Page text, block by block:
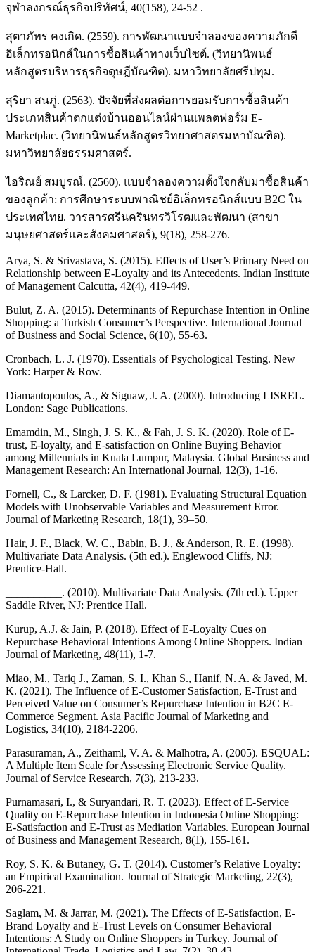
จุฬาลงกรณ์ธุรกิจปริทัศน์, 40(158), 24-52 .
สุตาภัทร คงเกิด. (2559). การพัฒนาแบบจำลองของความภักดี
อิเล็กทรอนิกส์ในการซื้อสินค้าทางเว็บไซต์. (วิทยานิพนธ์
หลักสูตรบริหารธุรกิจดุษฎีบัณฑิต). มหาวิทยาลัยศรีปทุม.
สุริยา สนภู่. (2563). ปัจจัยที่ส่งผลต่อการยอมรับการซื้อสินค้า
ประเภทสินค้าตกแต่งบ้านออนไลน์ผ่านแพลตฟอร์ม E-
Marketplac. (วิทยานิพนธ์หลักสูตรวิทยาศาสตรมหาบัณฑิต).
มหาวิทยาลัยธรรมศาสตร์.
ไอริณย์ สมบูรณ์. (2560). แบบจำลองความตั้งใจกลับมาซื้อสินค้า
ของลูกค้า: การศึกษาระบบพาณิชย์อิเล็กทรอนิกส์แบบ B2C ใน
ประเทศไทย. วารสารศรีนครินทรวิโรฒและพัฒนา (สาขา
มนุษยศาสตร์และสังคมศาสตร์), 9(18), 258-276.
Arya, S. & Srivastava, S. (2015). Effects of User’s Primary Need on
Relationship between E-Loyalty and its Antecedents. Indian Institute
of Management Calcutta, 42(4), 419-449.
Bulut, Z. A. (2015). Determinants of Repurchase Intention in Online
Shopping: a Turkish Consumer’s Perspective. International Journal
of Business and Social Science, 6(10), 55-63.
Cronbach, L. J. (1970). Essentials of Psychological Testing. New
York: Harper & Row.
Diamantopoulos, A., & Siguaw, J. A. (2000). Introducing LISREL.
London: Sage Publications.
Emamdin, M., Singh, J. S. K., & Fah, J. S. K. (2020). Role of E-
trust, E-loyalty, and E-satisfaction on Online Buying Behavior
among Millennials in Kuala Lumpur, Malaysia. Global Business and
Management Research: An International Journal, 12(3), 1-16.
Fornell, C., & Larcker, D. F. (1981). Evaluating Structural Equation
Models with Unobservable Variables and Measurement Error.
Journal of Marketing Research, 18(1), 39–50.
Hair, J. F., Black, W. C., Babin, B. J., & Anderson, R. E. (1998).
Multivariate Data Analysis. (5th ed.). Englewood Cliffs, NJ:
Prentice-Hall.
__________. (2010). Multivariate Data Analysis. (7th ed.). Upper
Saddle River, NJ: Prentice Hall.
Kurup, A.J. & Jain, P. (2018). Effect of E-Loyalty Cues on
Repurchase Behavioral Intentions Among Online Shoppers. Indian
Journal of Marketing, 48(11), 1-7.
Miao, M., Tariq J., Zaman, S. I., Khan S., Hanif, N. A. & Javed, M.
K. (2021). The Influence of E-Customer Satisfaction, E-Trust and
Perceived Value on Consumer’s Repurchase Intention in B2C E-
Commerce Segment. Asia Pacific Journal of Marketing and
Logistics, 34(10), 2184-2206.
Parasuraman, A., Zeithaml, V. A. & Malhotra, A. (2005). ESQUAL:
A Multiple Item Scale for Assessing Electronic Service Quality.
Journal of Service Research, 7(3), 213-233.
Purnamasari, I., & Suryandari, R. T. (2023). Effect of E-Service
Quality on E-Repurchase Intention in Indonesia Online Shopping:
E-Satisfaction and E-Trust as Mediation Variables. European Journal
of Business and Management Research, 8(1), 155-161.
Roy, S. K. & Butaney, G. T. (2014). Customer’s Relative Loyalty:
an Empirical Examination. Journal of Strategic Marketing, 22(3),
206-221.
Saglam, M. & Jarrar, M. (2021). The Effects of E-Satisfaction, E-
Brand Loyalty and E-Trust Levels on Consumer Behavioral
Intentions: A Study on Online Shoppers in Turkey. Journal of